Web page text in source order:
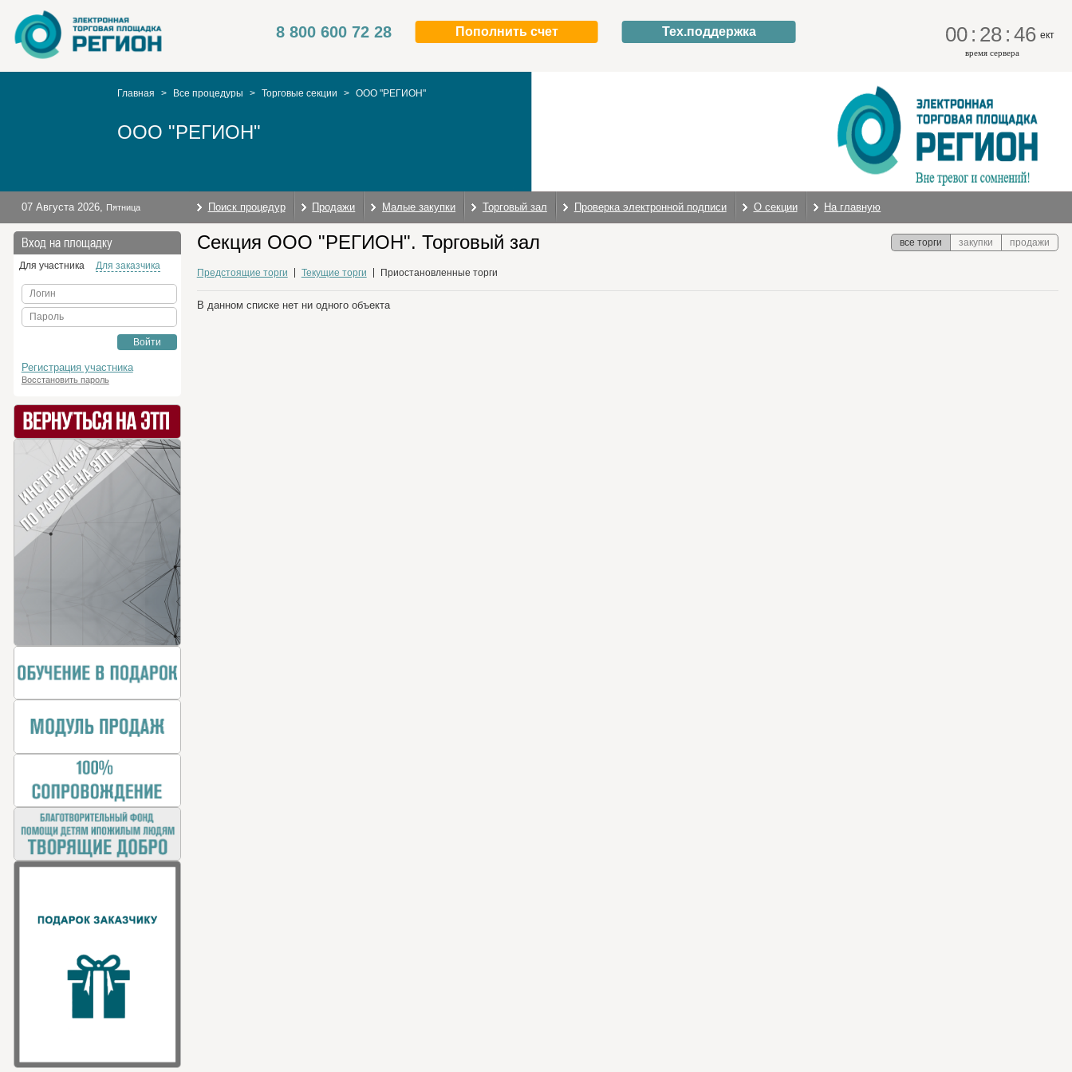
8 800 600 72 28 Пополнить счет Тех.поддержка 00 : 28 : 46 ект
время сервера
Главная > Все процедуры > Торговые секции > ООО "РЕГИОН"
ООО "РЕГИОН"
07 Августа 2026, Пятница Поиск процедур Продажи Малые закупки Торговый зал Проверка электронной подписи О секции На главную
Вход на площадку
Для участника Для заказчика
Логин
Пароль
Войти
Регистрация участника
Восстановить пароль
Секция ООО "РЕГИОН". Торговый зал все торги закупки продажи
Предстоящие торги Текущие торги Приостановленные торги
В данном списке нет ни одного объекта